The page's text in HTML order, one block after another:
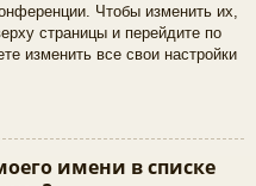
Чтобы изменить их,
страницы и перейдите по
изменить все свои настройки
имени в списке